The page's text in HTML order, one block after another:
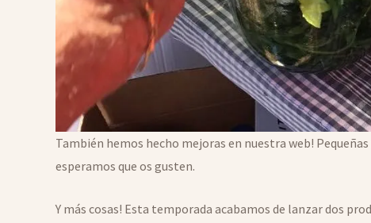
También hemos hecho mejoras en nuestra web!
esperamos que os gusten.
Y más cosas! Esta temporada acabamos de lanzar dos